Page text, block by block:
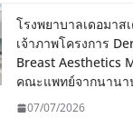
โรงพยาบาลเดอมาส
เจ้าภาพโครงการ
Breast Aesthetics
คณะแพทย์จากนานา
07/07/2026